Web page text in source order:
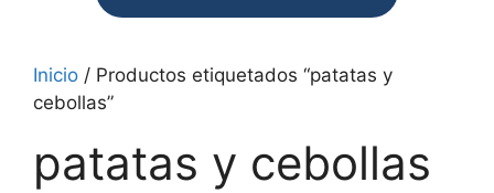
Inicio / Productos etiquetados “patatas y
cebollas”
patatas y cebollas